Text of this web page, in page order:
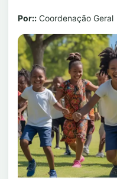
Por:: Coordenação Geral